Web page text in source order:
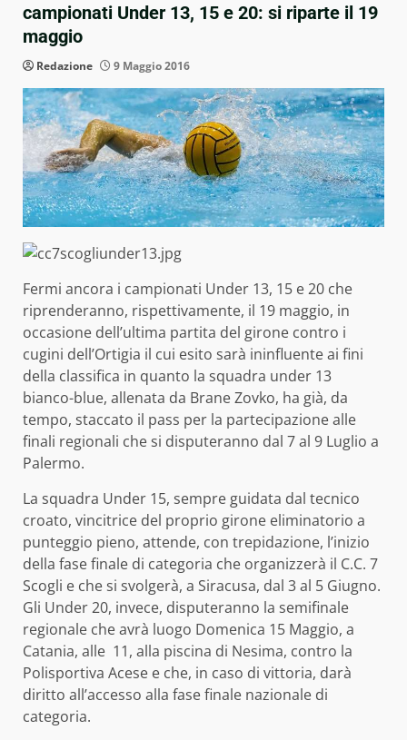
campionati Under 13, 15 e 20: si riparte il 19
maggio
Redazione 9 Maggio 2016
Fermi ancora i campionati Under 13, 15 e 20 che
riprenderanno, rispettivamente, il 19 maggio, in
occasione dell’ultima partita del girone contro i
cugini dell’Ortigia il cui esito sarà ininfluente ai fini
della classifica in quanto la squadra under 13
bianco-blue, allenata da Brane Zovko, ha già, da
tempo, staccato il pass per la partecipazione alle
finali regionali che si disputeranno dal 7 al 9 Luglio a
Palermo.
La squadra Under 15, sempre guidata dal tecnico
croato, vincitrice del proprio girone eliminatorio a
punteggio pieno, attende, con trepidazione, l’inizio
della fase finale di categoria che organizzerà il C.C. 7
Scogli e che si svolgerà, a Siracusa, dal 3 al 5 Giugno.
Gli Under 20, invece, disputeranno la semifinale
regionale che avrà luogo Domenica 15 Maggio, a
Catania, alle 11, alla piscina di Nesima, contro la
Polisportiva Acese e che, in caso di vittoria, darà
diritto all’accesso alla fase finale nazionale di
categoria.